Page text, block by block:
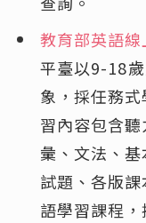
教育部英語
平臺以9-18
象，採任務
習內容包含
彙、文法、
試題、各版
語學習課程